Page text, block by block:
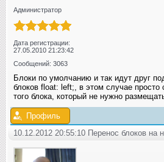
Администратор
Дата регистрации:
27.05.2010 21:23:42
Сообщений: 3063
Блоки по умолчанию и так идут друг
блоков float: left;, в этом случае просто
того блока, который не нужно
Профиль
10.12.2012 20:55:10 Перенос блоков на